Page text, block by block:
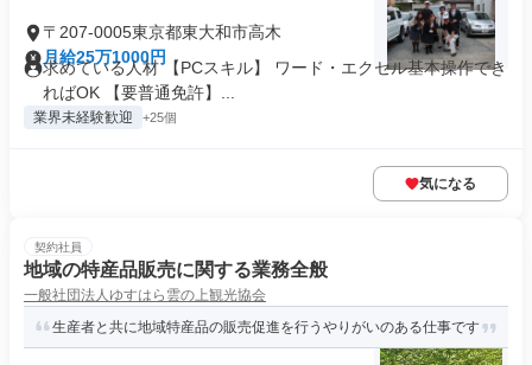
〒207-0005東京都東大和市高木
月給25万1000円
求めている人材 【PCスキル】 ワード・エクセル基本操作でき
ればOK 【要普通免許】...
業界未経験歓迎 +25個
気になる
契約社員
地域の特産品販売に関する業務全般
一般社団法人ゆすはら雲の上観光協会
生産者と共に地域特産品の販売促進を行うやりがいのある仕事です